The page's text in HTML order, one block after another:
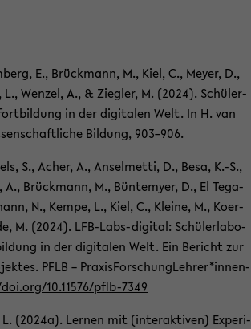
E., Brück­mann, M., Kiel, C., Meyer, D.,
L., Wen­zel, A., & Zieg­ler, M. (2024). Schü­ler­
in der di­gi­ta­len Welt. In H. van
Bil­dung, 903–906.
S., Acher, A., An­sel­met­ti, D., Besa, K.-S.,
A., Brück­mann, M., Bün­te­my­er, D., El Te­ga­
N., Kempe, L., Kiel, C., Klei­ne, M., Ko­er­
M. (2024). LFB-​Labs-digital: Schü­ler­la­bo­
in der di­gi­ta­len Welt. Ein Be­richt zur
PFLB – Pra­xis­For­sch­ung­Leh­rer*in­nen­
10.11576/pflb-​7349
L. (2024a). Ler­nen mit (in­ter­ak­ti­ven) Ex­pe­ri­